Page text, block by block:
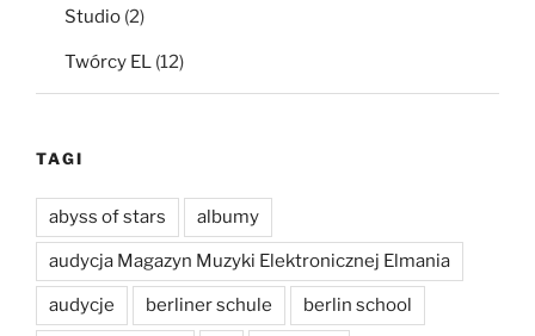
Studio (2)
Twórcy EL (12)
TAGI
abyss of stars albumy
audycja Magazyn Muzyki Elektronicznej Elmania
audycje berliner schule berlin school